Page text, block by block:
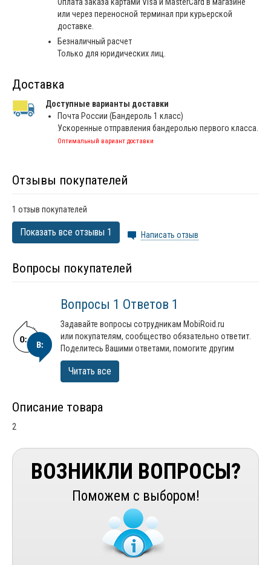
или через переносной терминал при курьерской
доставке.
Безналичный расчет
Только для юридических лиц.
Доставка
Доступные варианты доставки
Почта России (Бандероль 1 класс)
Ускоренные отправления бандеролью первого класса.
Оптимальный вариант доставки
Отзывы покупателей
1 отзыв покупателей
Показать все отзывы 1 Написать отзыв
Вопросы покупателей
Вопросы 1 Ответов 1
Задавайте вопросы сотрудникам MobiRoid.ru
или покупателям, сообщество обязательно ответит.
Поделитесь Вашими ответами, помогите другим
Читать все
Описание товара
2
ВОЗНИКЛИ ВОПРОСЫ?
Поможем с выбором!